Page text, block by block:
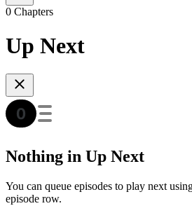
0 Chapters
Up Next
Nothing in Up Next
You can queue episodes to play next
episode row.